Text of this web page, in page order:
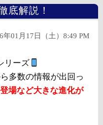
底解説！
年01月17日（土）8:49 PM
リーズ
多数の情報が出回っ
場など大きな進化が